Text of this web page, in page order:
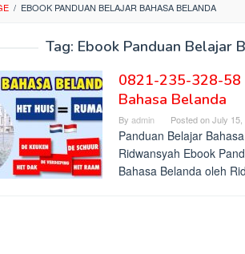
/ EBOOK PANDUAN BELAJAR BAHASA BELANDA
Tag: Ebook Panduan Belajar
0821-235-328-58
Bahasa Belanda
By admin Posted onJuly 15,
Panduan Belajar
Ridwansyah Ebook
Bahasa Belanda oleh